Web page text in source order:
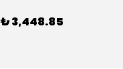
₺ 3,448.85